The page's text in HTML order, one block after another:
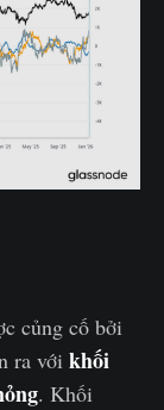
củng cố bởi
ra với khối
. Khối